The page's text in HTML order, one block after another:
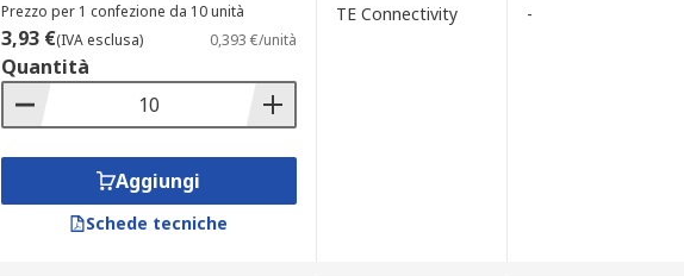
Prezzo per 1 confezione da 10 unità
3,93 €(IVA esclusa) 0,393 €/unità
Quantità
Aggiungi
Schede tecniche
TE Connectivity -